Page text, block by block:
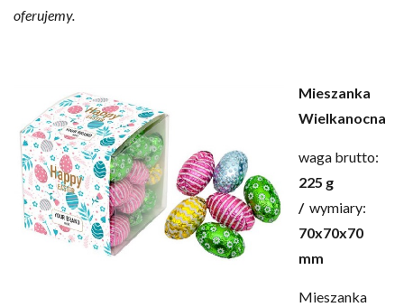
oferujemy.
Mieszanka
Wielkanocna
waga brutto:
225 g
/ wymiary:
70x70x70
mm
Mieszanka